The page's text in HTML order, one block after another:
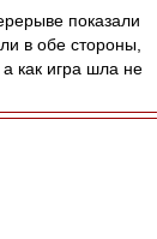
показали
в обе стороны,
как игра шла не